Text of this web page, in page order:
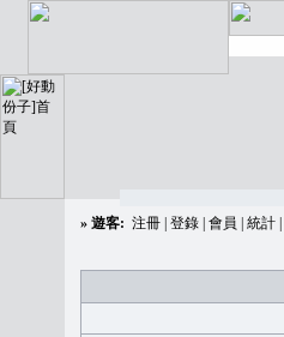
» 遊客: 注冊 登錄 會員 統計